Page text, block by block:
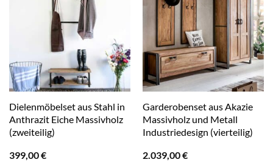
Dielenmöbelset aus Stahl in
Anthrazit Eiche Massivholz
(zweiteilig)
399,00€
Garderobenset aus Akazie
Massivholz und Metall
Industriedesign (vierteilig)
2.039,00€